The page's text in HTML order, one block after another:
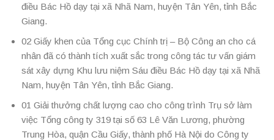
điều Bác Hồ dạy tại xã Nhã Nam, huyện Tân Yên, tỉnh Bắc
Giang.
02 Giấy khen của Tổng cục Chính trị – Bộ Công an cho cá
nhân đã có thành tích xuất sắc trong công tác tư vấn giám
sát xây dựng Khu lưu niệm Sáu điều Bác Hồ dạy tại xã Nhã
Nam, huyện Tân Yên, tỉnh Bắc Giang.
01 Giải thưởng chất lượng cao cho công trình Trụ sở làm
việc Tổng công ty 319 tại số 63 Lê Văn Lương, phường
Trung Hòa, quận Cầu Giấy, thành phố Hà Nội do Công ty